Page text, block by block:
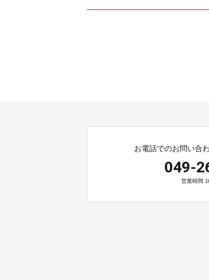
お電話でのお問い合
049-
営業時間